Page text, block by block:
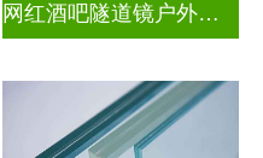
网红酒吧隧道镜户外门头招牌千层镜深渊镜